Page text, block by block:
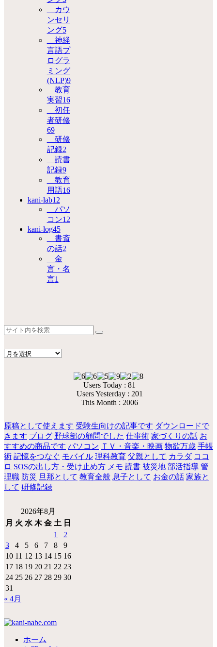
カウ
ンセリ
ング5
神経
言語プ
ログラ
ミング
(NLP)9
教育
実習16
初任
者研修
69
研修
記録2
読書
記録9
教育
用語16
kani-lab12
パソ
コン12
kani-log45
書斎
の話2
金
言・名
言1
Users Today : 81
Users Yesterday : 201
This Month : 2006
原稿として使えます 受験生向けの記事です ダウンロードで
きます ブログ 野球部の顧問でした 仕事術 家づくりの話 お
すすめの商品です パソコン ＴＶ・音楽・映画 物欲万歳 手帳
術 記憶をつなぐ モバイル 理科教育 父親として カラダ ココ
ロ SOSの出し方・受け止め方 メモ 読書 被災地 部活指導 管
理職 防災 旦那として 教育全般 息子として お金の話 家族と
して 研修記録
2026年8月
月 火 水 木 金 土 日
1
2
3
4 5 6 7 8
9
10 11 12 13 14 15 16
17 18 19 20 21 22 23
24 25 26 27 28 29 30
31
« 4月
ホーム